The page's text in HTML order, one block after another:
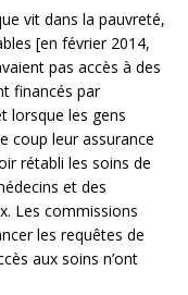
vit dans la pauvreté,
[en février 2014,
pas accès à des
financés par
lorsque les gens
coup leur assurance
rétabli les soins de
et des
Les commissions
les requêtes de
aux soins n’ont